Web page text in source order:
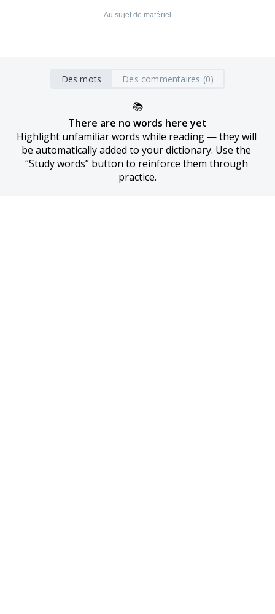
Au sujet de matériel
Des mots Des commentaires (0)
📚
There are no words here yet
Highlight unfamiliar words while reading — they will
be automatically added to your dictionary. Use the
“Study words” button to reinforce them through
practice.